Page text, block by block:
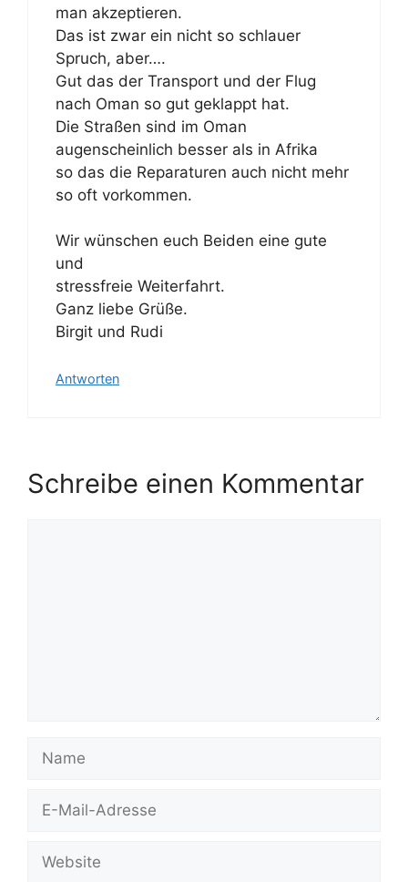
man akzeptieren.
Das ist zwar ein nicht so schlauer
Spruch, aber….
Gut das der Transport und der Flug
nach Oman so gut geklappt hat.
Die Straßen sind im Oman
augenscheinlich besser als in Afrika
so das die Reparaturen auch nicht mehr
so oft vorkommen.
Wir wünschen euch Beiden eine gute
und
stressfreie Weiterfahrt.
Ganz liebe Grüße.
Birgit und Rudi
Antworten
Schreibe einen Kommentar
Name
Website